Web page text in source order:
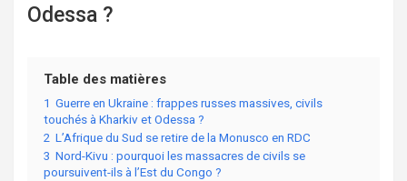
Odessa ?
Table des matières
1 Guerre en Ukraine : frappes russes massives, civils
touchés à Kharkiv et Odessa ?
2 L’Afrique du Sud se retire de la Monusco en RDC
3 Nord-Kivu : pourquoi les massacres de civils se
poursuivent-ils à l’Est du Congo ?